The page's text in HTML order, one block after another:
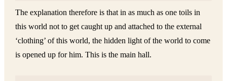
The explanation therefore is that in as much as one toils in
this world not to get caught up and attached to the external
‘clothing’ of this world, the hidden light of the world to come
is opened up for him. This is the main hall.